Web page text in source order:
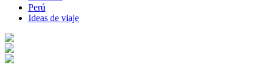
Perú
Ideas de viaje